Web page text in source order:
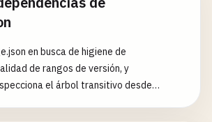
en busca de higiene de
de rangos de versión, y
el árbol transitivo desde